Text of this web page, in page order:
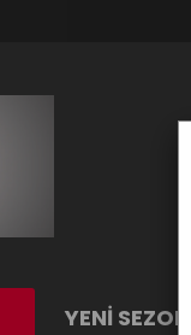
YENİ SEZON